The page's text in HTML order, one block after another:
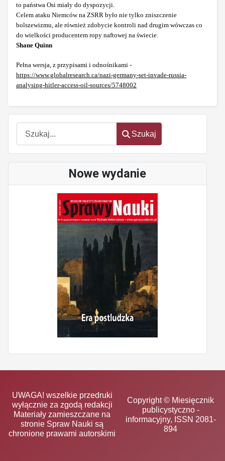
Szukaj
Szukaj
Nowe wydanie
to państwa Osi miały do dyspozycji.
Celem ataku Niemców na ZSRR było nie tylko zniszczenie
bolszewizmu, ale również zdobycie kontroli nad drugim wówczas co
do wielkości producentem ropy naftowej na świecie.
Shane Quinn
Pełna wersja, z przypisami i odnośnikami -
https://www.globalresearch.ca/nazi-germany-set-invade-russia-
analysing-hitler-access-oil-sources/5748002
UWAGA! wszelkie przedruki
wyłącznie za zgodą redakcji
Materiały zamieszczane na
stronie Spraw Nauki są
chronione prawami autorskimi
Copyright © Miesięcznik
publicystyczno -
informacyjny, ISSN 2081-
894